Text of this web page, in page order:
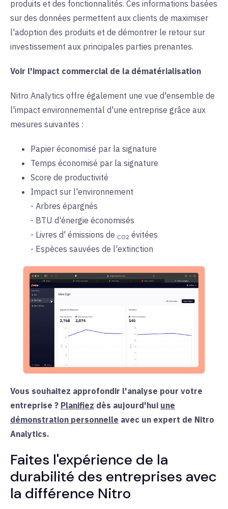
produits et des fonctionnalités. Ces informations basées
sur des données permettent aux clients de maximiser
l'adoption des produits et de démontrer le retour sur
investissement aux principales parties prenantes.
Voir l'impact commercial de la dématérialisation
Nitro Analytics offre également une vue d'ensemble de
l'impact environnemental d'une entreprise grâce aux
mesures suivantes :
Papier économisé par la signature
Temps économisé par la signature
Score de productivité
Impact sur l'environnement
- Arbres épargnés
- BTU d'énergie économisés
- Livres d' émissions de CO2 évitées
- Espèces sauvées de l'extinction
Vous souhaitez approfondir l'analyse pour votre
entreprise ? Planifiez dès aujourd'hui une
démonstration personnelle avec un expert de Nitro
Analytics.
Faites l'expérience de la
durabilité des entreprises avec
la différence Nitro